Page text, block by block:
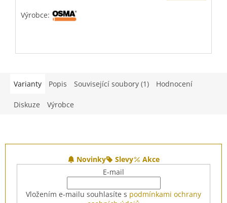
Výrobce:
Varianty Popis Související soubory (1) Hodnocení
Diskuze Výrobce
Novinky Slevy
Akce
E-mail
Vložením e-mailu souhlasíte s podmínkami ochrany